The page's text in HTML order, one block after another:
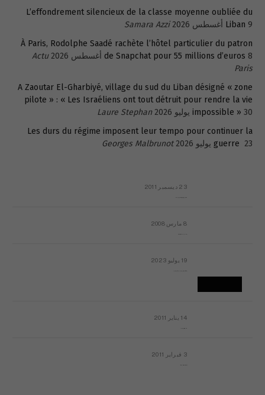
L’effondrement silencieux de la classe moyenne oubliée du
Liban 9 أغسطس 2026
Samara Azzi
À Paris, Rodolphe Saadé rachète l’hôtel particulier du patron
de Snapchat pour 55 millions d’euros 8 أغسطس 2026
Actu
Paris
A Zaoutar El-Gharbiyé, village du sud du Liban désigné « zone
pilote » : « Les Israéliens ont tout détruit pour rendre la vie
impossible » 30 يوليو 2026
Laure Stephan
Les durs du régime imposent leur tempo pour continuer la
guerre 23 يوليو 2026 Georges Malbrunot
23 ديسمبر 2011
8 مارس 2008
19 يوليو 2023
14 يناير 2011
3 فبراير 2011